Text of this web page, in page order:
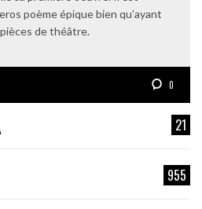
poème épique bien qu’ayant
de théâtre.
0
21
955